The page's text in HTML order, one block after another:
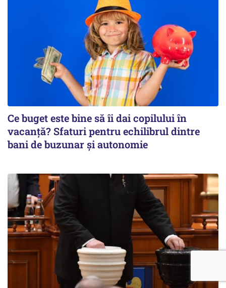
Ce buget este bine să îi dai copilului în
vacanță? Sfaturi pentru echilibrul dintre
bani de buzunar și autonomie